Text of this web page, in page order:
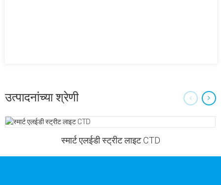
उत्पादनांच्या श्रेणी
स्मार्ट एलईडी स्ट्रीट लाइट CTD